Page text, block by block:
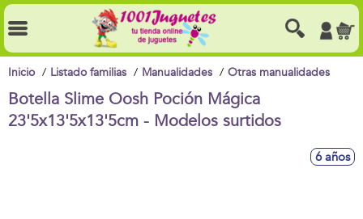
Inicio Listado familias Manualidades Otras manualidades
Botella Slime Oosh Poción Mágica
23'5x13'5x13'5cm - Modelos surtidos
6 años